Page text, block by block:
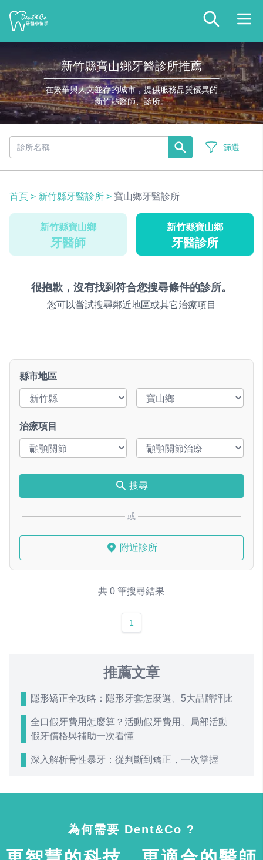
新竹縣寶山鄉牙醫診所推薦
在繁華與人文並存的城市，提供服務品質優異的
新竹縣醫師、診所。
篩選
首頁 > 新竹縣牙醫診所 > 寶山鄉牙醫診所
新竹縣寶山鄉
牙醫師
新竹縣寶山鄉
牙醫診所
很抱歉，沒有找到符合您搜尋條件的診所。
您可以嘗試搜尋鄰近地區或其它治療項目
縣市地區
治療項目
搜尋
或
附近診所
共 0 筆搜尋結果
1
推薦文章
隱形矯正全攻略：隱形牙套怎麼選、5大品牌評比
全口假牙費用怎麼算？活動假牙費用、局部活動
假牙價格與補助一次看懂
深入解析骨性暴牙：從判斷到矯正，一次掌握
為何需要 Dent&Co ?